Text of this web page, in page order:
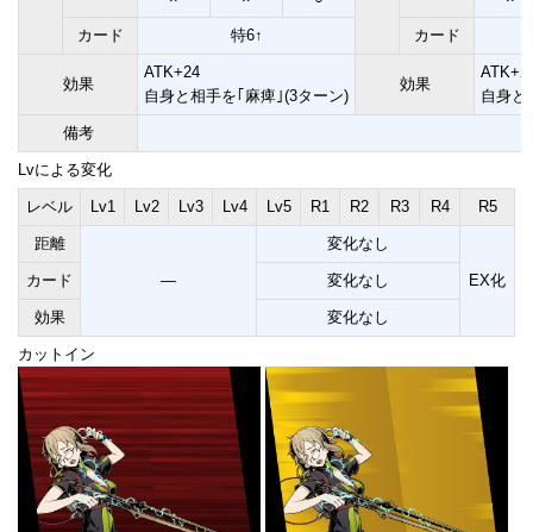
カード 特6↑ カード
効果
ATK+24
自身と相手を｢麻痺｣(3ターン)
効果
自身と
備考
Lvによる変化
レベル Lv1 Lv2 Lv3 Lv4 Lv5 R1 R2 R3 R4 R5
距離
―
変化なし
EX化
カード 変化なし
効果 変化なし
カットイン